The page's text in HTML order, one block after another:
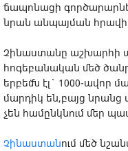
ճապոնացի
նրան անպայման
Չինաստանը աշխարհի
հոգեբանական մեծ
երբեմն էլ` 1000-ավոր
մարդիկ են,բայց
չեն համընկնում մեր
Չինաստանում մեծ